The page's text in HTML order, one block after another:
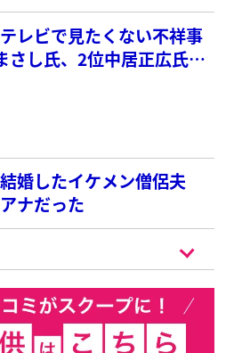
レビで見たくない不祥事
さし氏、2位中居正広氏を
結婚したイケメン僧侶夫
ナだった